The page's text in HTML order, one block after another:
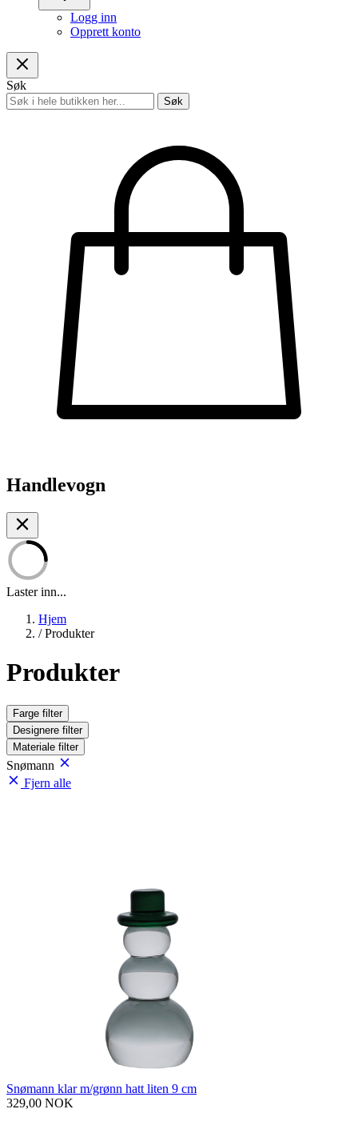
Logg inn
Opprett konto
Søk
Søk
Handlevogn
Laster inn...
Hjem
/ Produkter
Produkter
Farge filter
Designere filter
Materiale filter
Snømann
Fjern alle
Snømann klar m/grønn hatt liten 9 cm
329,00 NOK